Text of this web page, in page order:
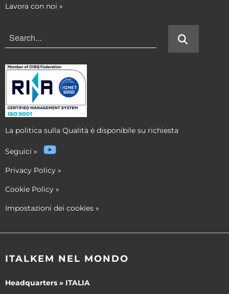
Lavora con noi »
La politica sulla Qualità è disponibile su richiesta
Seguici »
Privacy Policy »
Cookie Policy »
Impostazioni dei cookies »
ITALKEM NEL MONDO
Headquarters » ITALIA